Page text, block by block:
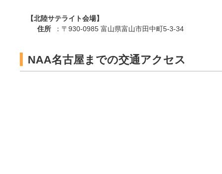
【北陸サテライト会場】
住所
：〒930-0985 富山県富山市田中町5-3-34
NAA名古屋までの交通アクセス